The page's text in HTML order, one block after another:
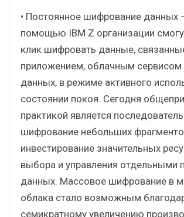
• Постоянное шифрование данных
помощью IBM Z организации
клик шифровать данные,
приложением, облачным сервисом
данных, в режиме активного
состоянии покоя. Сегодня
практикой является
шифрование небольших
инвестирование значительных
выбора и управления отдельными
данных. Массовое шифрование в
облака стало возможным
семикратному увеличению